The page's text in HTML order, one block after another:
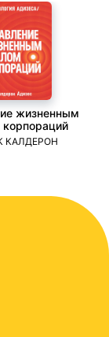
жизненным
КАЛДЕРОН